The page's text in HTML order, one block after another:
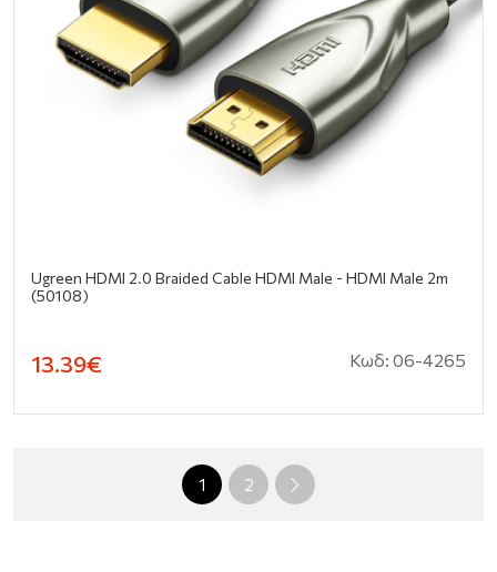
Ugreen HDMI 2.0 Braided Cable HDMI Male - HDMI Male 2m
(50108)
13.39€ Κωδ: 06-4265
1 2